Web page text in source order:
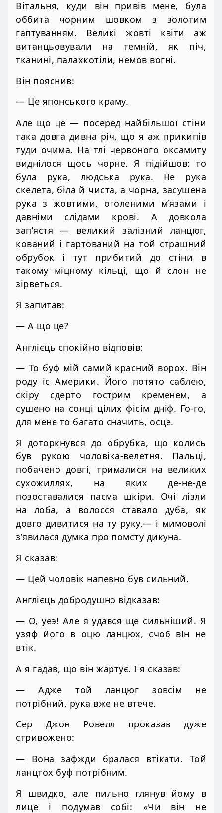
Вітальня, куди він привів мене, була
оббита чорним шовком з золотим
гаптуванням. Великі жовті квіти аж
витанцьовували на темній, як піч,
тканині, палахкотіли, немов вогні.
Він пояснив:
— Це японського краму.
Але що це — посеред найбільшої стіни
така довга дивна річ, що я аж прикипів
туди очима. На тлі червоного оксамиту
виднілося щось чорне. Я підійшов: то
була рука, людська рука. Не рука
скелета, біла й чиста, а чорна, засушена
рука з жовтими, оголеними м’язами і
давніми слідами крові. А довкола
зап’ястя — великий залізний ланцюг,
кований і гартований на той страшний
обрубок і тут прибитий до стіни в
такому міцному кільці, що й слон не
зірветься.
Я запитав:
— А що це?
Англієць спокійно відповів:
— То буф мій самий красний ворох. Він
роду іс Америки. Його потято саблею,
скіру сдерто гострим кременем, а
сушено на сонці цілих фісім дніф. Го-го,
для мене то багато сначить, осце.
Я доторкнувся до обрубка, що колись
був рукою чоловіка-велетня. Пальці,
побачено довгі, трималися на великих
сухожиллях, на яких де-не-де
позоставалися пасма шкіри. Очі лізли
на лоба, а волосся ставало дуба, як
довго дивитися на ту руку,— і мимоволі
з’явилася думка про помсту дикуна.
Я сказав:
— Цей чоловік напевно був сильний.
Англієць добродушно відказав:
— О, уеэ! Але я удався ще сильніший. Я
узяф його в оцю ланцюх, счоб він не
втік.
А я гадав, що він жартує. І я сказав:
— Адже той ланцюг зовсім не
потрібний, рука вже не втече.
Сер Джон Ровелл проказав дуже
стривожено:
— Вона зафжди бралася втікати. Той
ланцтох буф потрібним.
Я швидко, але пильно глянув йому в
лице і подумав собі: «Чи він не